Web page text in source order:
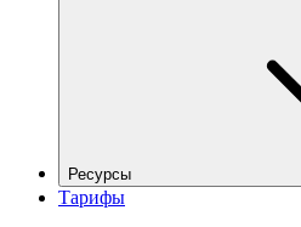
Ресурсы
Тарифы